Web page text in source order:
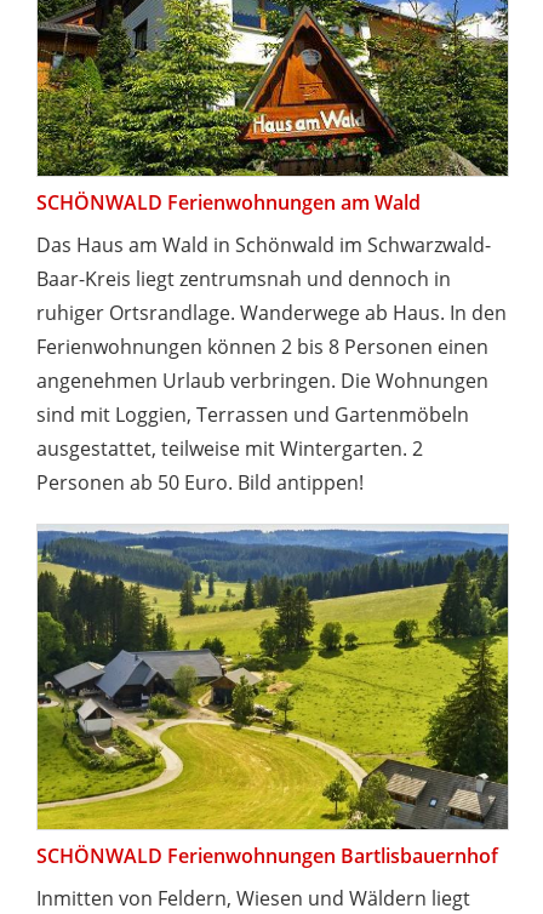
SCHÖNWALD Ferienwohnungen am Wald
Das Haus am Wald in Schönwald im Schwarzwald-
Baar-Kreis liegt zentrumsnah und dennoch in
ruhiger Ortsrandlage. Wanderwege ab Haus. In den
Ferienwohnungen können 2 bis 8 Personen einen
angenehmen Urlaub verbringen. Die Wohnungen
sind mit Loggien, Terrassen und Gartenmöbeln
ausgestattet, teilweise mit Wintergarten. 2
Personen ab 50 Euro. Bild antippen!
SCHÖNWALD Ferienwohnungen Bartlisbauernhof
Inmitten von Feldern, Wiesen und Wäldern liegt